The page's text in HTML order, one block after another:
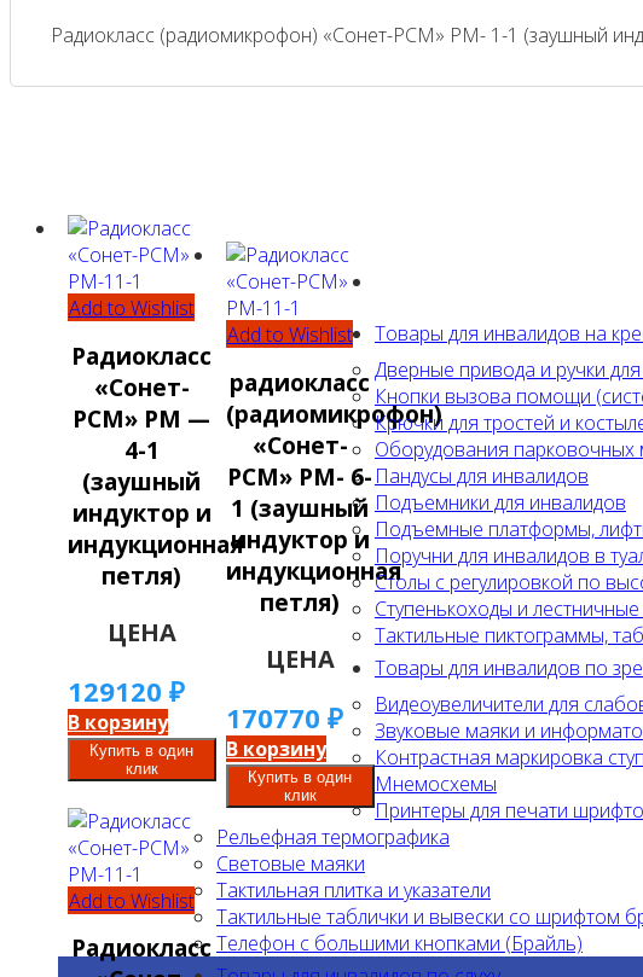
Радиокласс (радиомикрофон) «Сонет-РСМ» РМ- 1-1 (заушный
Add to Wishlist
Радиокласс
«Сонет-
РСМ» РМ —
4-1
(заушный
индуктор и
индукционная
петля)
ЦЕНА
129120 ₽
В корзину
Купить в один
клик
Add to Wishlist
радиокласс
(радиомикрофон)
«Сонет-
РСМ» РМ- 6-
1 (заушный
индуктор и
индукционная
петля)
ЦЕНА
170770 ₽
В корзину
Купить в один
клик
Add to Wishlist
Радиокласс
Товары для инвалидов на
Дверные привода и ручки
Кнопки вызова помощи
Крючки для тростей и
Оборудования парковочных
Пандусы для инвалидов
Подъемники для инвалидов
Подъемные платформы,
Поручни для инвалидов в
Столы с регулировкой по
Ступенькоходы и
Тактильные пиктограммы,
Товары для инвалидов по
Видеоувеличители для
Звуковые маяки и
Контрастная маркировка
Мнемосхемы
Принтеры для печати
Рельефная термографика
Световые маяки
Тактильная плитка и указатели
Тактильные таблички и вывески со шрифтом
Телефон с большими кнопками (Брайль)